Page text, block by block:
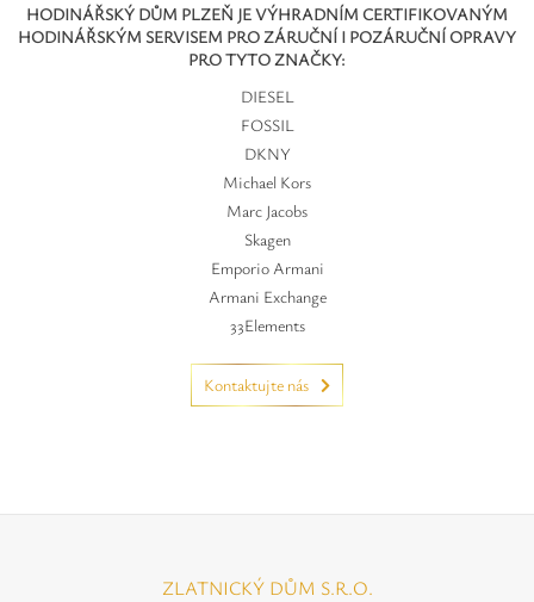
HODINÁŘSKÝ DŮM PLZEŇ JE VÝHRADNÍM CERTIFIKOVANÝM
HODINÁŘSKÝM SERVISEM PRO ZÁRUČNÍ I POZÁRUČNÍ OPRAVY
PRO TYTO ZNAČKY:
DIESEL
FOSSIL
DKNY
Michael Kors
Marc Jacobs
Skagen
Emporio Armani
Armani Exchange
33Elements
Kontaktujte nás
ZLATNICKÝ DŮM S.R.O.